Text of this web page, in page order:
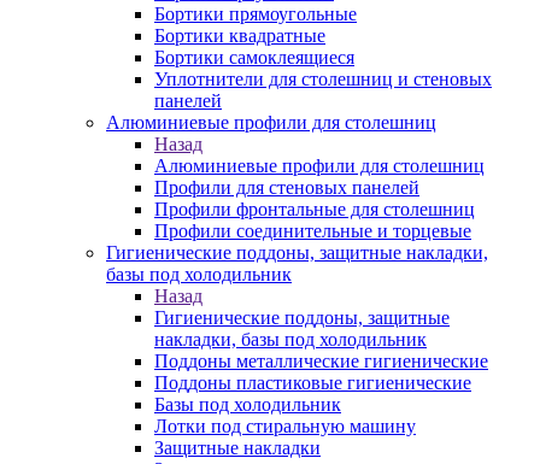
Бортики прямоугольные
Бортики квадратные
Бортики самоклеящиеся
Уплотнители для столешниц и стеновых
панелей
Алюминиевые профили для столешниц
Назад
Алюминиевые профили для столешниц
Профили для стеновых панелей
Профили фронтальные для столешниц
Профили соединительные и торцевые
Гигиенические поддоны, защитные накладки,
базы под холодильник
Назад
Гигиенические поддоны, защитные
накладки, базы под холодильник
Поддоны металлические гигиенические
Поддоны пластиковые гигиенические
Базы под холодильник
Лотки под стиральную машину
Защитные накладки